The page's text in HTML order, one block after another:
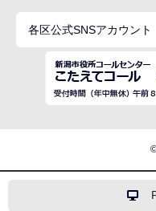
ま各区公式SNSアカウント